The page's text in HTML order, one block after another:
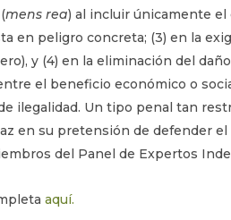
mens rea) al incluir únicamente el
en peligro concreta; (3) en la
y (4) en la eliminación del
el beneficio económico o
ilegalidad. Un tipo penal tan
en su pretensión de defender
del Panel de Expertos
aquí.